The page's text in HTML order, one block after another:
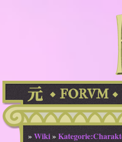
FORVM
»Wiki»